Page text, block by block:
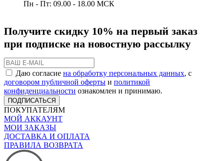
Пн - Пт: 09.00 - 18.00 МСК
Получите скидку 10% на первый заказ
при подписке на новостную рассылку
Даю согласие на обработку персональных данных, с
договором публичной оферты и политикой
конфиденциальности ознакомлен и принимаю.
ПОДПИСАТЬСЯ
ПОКУПАТЕЛЯМ
МОЙ АККАУНТ
МОИ ЗАКАЗЫ
ДОСТАВКА И ОПЛАТА
ПРАВИЛА ВОЗВРАТА